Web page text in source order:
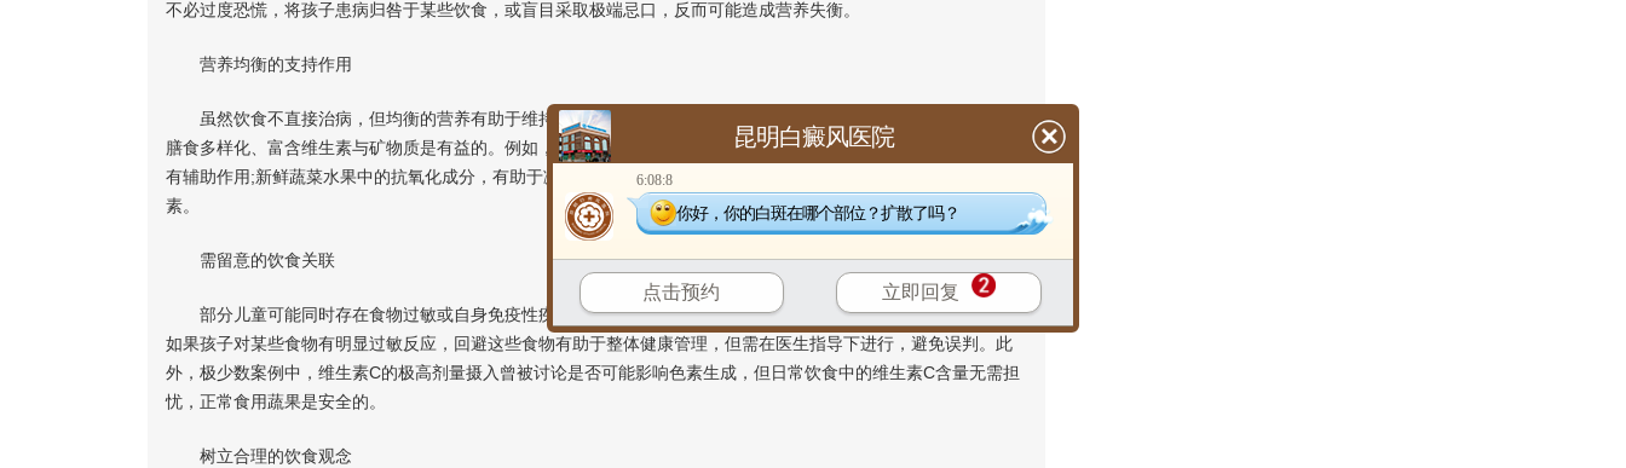
不必过度恐慌，将孩子患病归咎于某些饮食，或盲目采取极端忌口，反而可能造成营养失衡。
营养均衡的支持作用
虽然饮食不直接治病，但均衡的营养有助于维持机体正常机能，包括免疫调节。对于患有白癜风的儿童，确保
膳食多样化、富含维生素与矿物质是有益的。例如，适量摄入含铜、锌的食物(如坚果、全谷物)，可能对黑色素合成
有辅助作用;新鲜蔬菜水果中的抗氧化成分，有助于减轻氧化应激反应。关键在于“均衡”，而非大量补充某一种营养
素。
需留意的饮食关联
部分儿童可能同时存在食物过敏或自身免疫性疾病，如乳糜泻、甲状腺疾病等，这些情况有时与白癜风共存。
如果孩子对某些食物有明显过敏反应，回避这些食物有助于整体健康管理，但需在医生指导下进行，避免误判。此
外，极少数案例中，维生素C的极高剂量摄入曾被讨论是否可能影响色素生成，但日常饮食中的维生素C含量无需担
忧，正常食用蔬果是安全的。
树立合理的饮食观念
昆明白癜风医院
6:08:8
你好，你的白斑在哪个部位？扩散了吗？
点击预约 立即回复